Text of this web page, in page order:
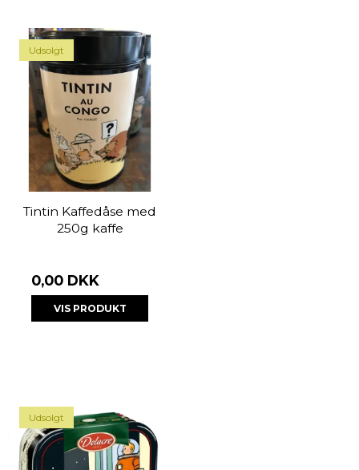
Udsolgt
Tintin Kaffedåse med
250g kaffe
0,00 DKK
VIS PRODUKT
Udsolgt